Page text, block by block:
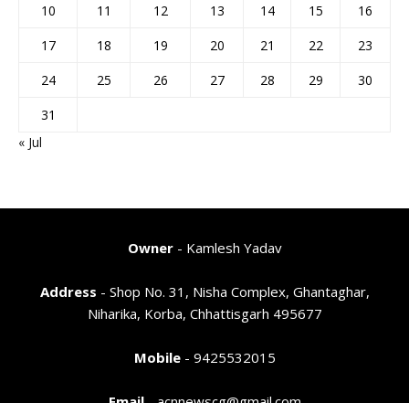
10
11 12 13 14 15
16
17
18 19 20 21 22
23
24
25 26 27 28 29
30
31
« Jul
Owner- Kamlesh Yadav
Address - Shop No. 31, Nisha Complex, Ghantaghar,
Niharika, Korba, Chhattisgarh 495677
Mobile- 9425532015